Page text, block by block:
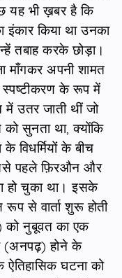
भी ख़बर है कि
किया था उनका
तबाह करके छोड़ा।
माँगकर अपनी शामत
स्पष्टीकरण के रूप में
उतर जाती थीं जो
सुनता था, क्योंकि
के बीच
पहले फ़िरऔन और
हो चुका था। इसके
से वार्ता शुरू होती
को नुबूवत का एक
(अनपढ़) होने के
ऐतिहासिक घटना को